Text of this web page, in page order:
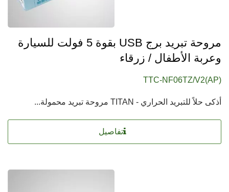
مروحة تبريد برج USB بقوة 5 فولت للسيارة
وعربة الأطفال / زرقاء
TTC-NF06TZ/V2(AP)
أذكى حلاً للتبريد الحراري - TITAN مروحة تبريد محمولة...
تفاصيل